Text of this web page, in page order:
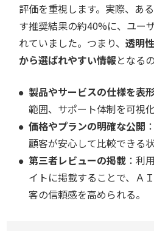
評価を重視します。実際、あ
す推奨結果の約40%に、ユー
れていました。つまり、透明
から選ばれやすい情報となる
製品やサービスの仕様を表
範囲、サポート体制を可視化
価格やプランの明確な公開
顧客が安心して比較できる
第三者レビューの掲載 ：利
イトに掲載することで、Ａ
客の信頼感を高められる。